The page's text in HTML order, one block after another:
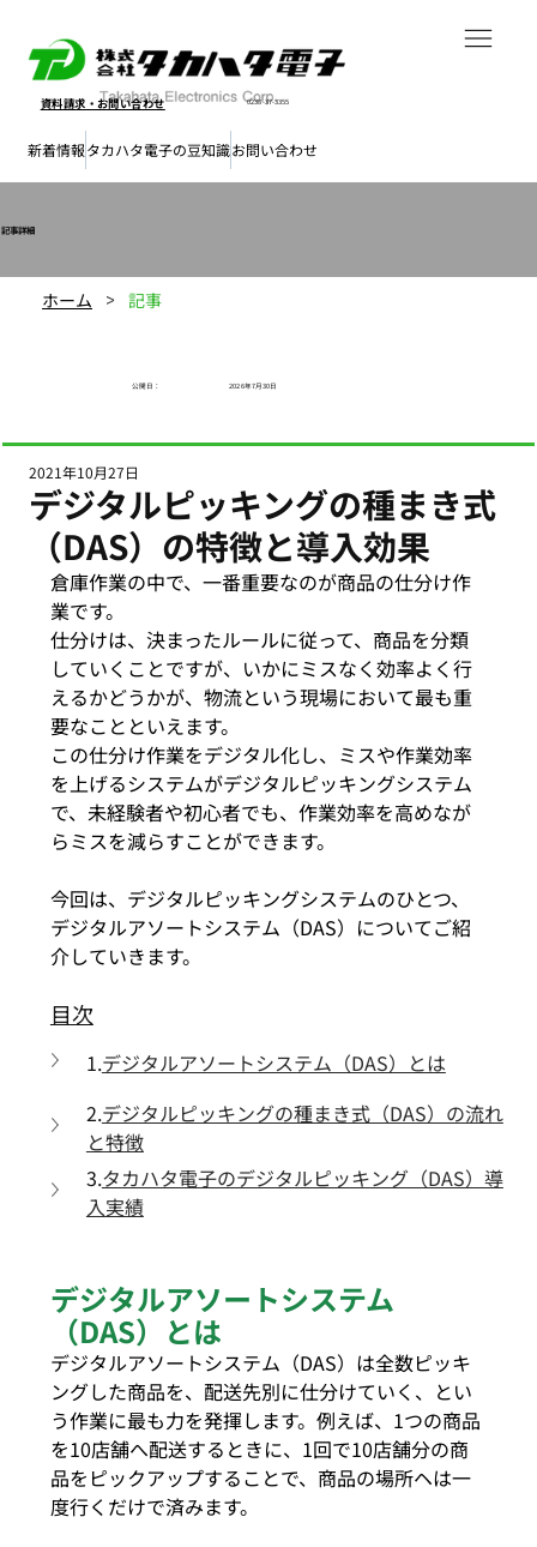
資料請求・ お問い合わせ 0238-37-3355
新着情報タカハタ電子の豆知識お問い合わせ
​記事詳細
ホーム > 記事
公開日​： 2026年7月30日
デジタルピッキングの種まき式
（DAS）の特徴と導入効果
2021年10月27日
倉庫作業の中で、一番重要なのが商品の仕分け作
業です。
仕分けは、決まったルールに従って、商品を分類
していくことですが、いかにミスなく効率よく行
えるかどうかが、物流という現場において最も重
要なことといえます。
この仕分け作業をデジタル化し、ミスや作業効率
を上げるシステムがデジタルピッキングシステム
で、未経験者や初心者でも、作業効率を高めなが
らミスを減らすことができます。
今回は、デジタルピッキングシステムのひとつ、
デジタルアソートシステム（DAS）についてご紹
介していきます。
目次
1.デジタルアソートシステム（DAS）とは
2.デジタルピッキングの種まき式（DAS）の流れ
と特徴
3.タカハタ電子のデジタルピッキング（DAS）導
入実績
デジタルアソートシステム
（DAS）とは
デジタルアソートシステム（DAS）は全数ピッキ
ングした商品を、配送先別に仕分けていく、とい
う作業に最も力を発揮します。例えば、1つの商品
を10店舗へ配送するときに、1回で10店舗分の商
品をピックアップすることで、商品の場所ヘは一
度行くだけで済みます。